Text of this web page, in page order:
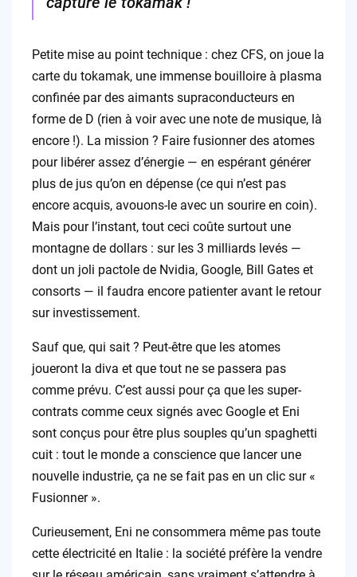
Petite mise au point technique : chez CFS, on joue la
carte du tokamak, une immense bouilloire à plasma
confinée par des aimants supraconducteurs en
forme de D (rien à voir avec une note de musique, là
encore !). La mission ? Faire fusionner des atomes
pour libérer assez d’énergie — en espérant générer
plus de jus qu’on en dépense (ce qui n’est pas
encore acquis, avouons-le avec un sourire en coin).
Mais pour l’instant, tout ceci coûte surtout une
montagne de dollars : sur les 3 milliards levés —
dont un joli pactole de Nvidia, Google, Bill Gates et
consorts — il faudra encore patienter avant le retour
sur investissement.
Sauf que, qui sait ? Peut-être que les atomes
joueront la diva et que tout ne se passera pas
comme prévu. C’est aussi pour ça que les super-
contrats comme ceux signés avec Google et Eni
sont conçus pour être plus souples qu’un spaghetti
cuit : tout le monde a conscience que lancer une
nouvelle industrie, ça ne se fait pas en un clic sur «
Fusionner ».
Curieusement, Eni ne consommera même pas toute
cette électricité en Italie : la société préfère la vendre